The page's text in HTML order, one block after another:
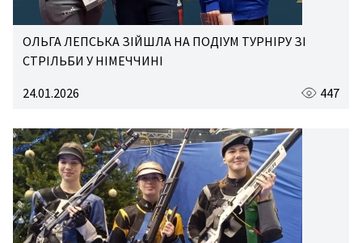
ОЛЬГА ЛЕПСЬКА ЗІЙШЛА НА ПОДІУМ ТУРНІРУ ЗІ
СТРІЛЬБИ У НІМЕЧЧИНІ
24.01.2026
447